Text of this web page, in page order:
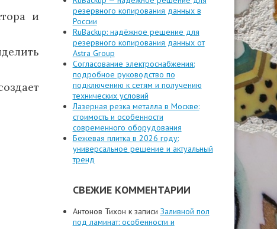
и
резервного копирования данных в
России
RuBackup: надёжное решение для
резервного копирования данных от
Astra Group
Согласование электроснабжения:
подробное руководство по
подключению к сетям и получению
технических условий
Лазерная резка металла в Москве:
стоимость и особенности
современного оборудования
Бежевая плитка в 2026 году:
универсальное решение и актуальный
тренд
СВЕЖИЕ КОММЕНТАРИИ
Антонов Тихон к записи Заливной пол
под ламинат: особенности и